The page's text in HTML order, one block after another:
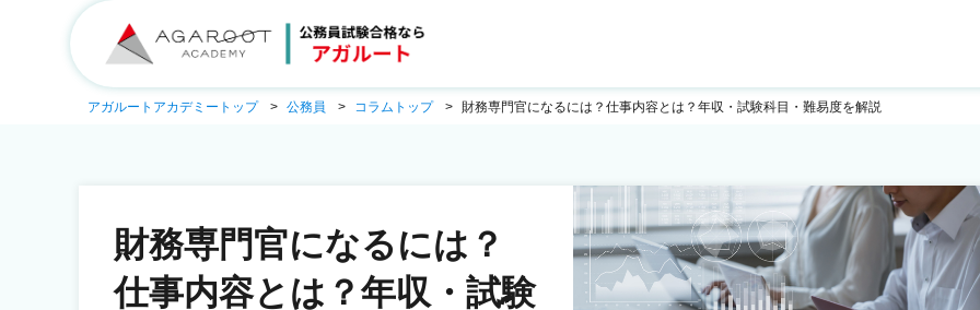
アガルートアカデミートップ 公務員 コラムトップ 財務専門官になるには？仕事内容とは？年収・試験科目・難易度を解説
財務専門官になるには？
仕事内容とは？年収・試験